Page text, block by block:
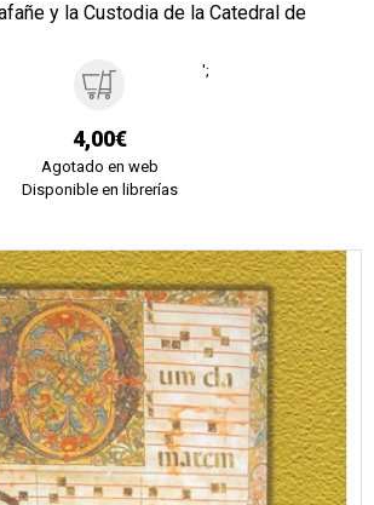
y la Custodia de la Catedral de
4,00€
Agotado en web
Disponible en librerías
';